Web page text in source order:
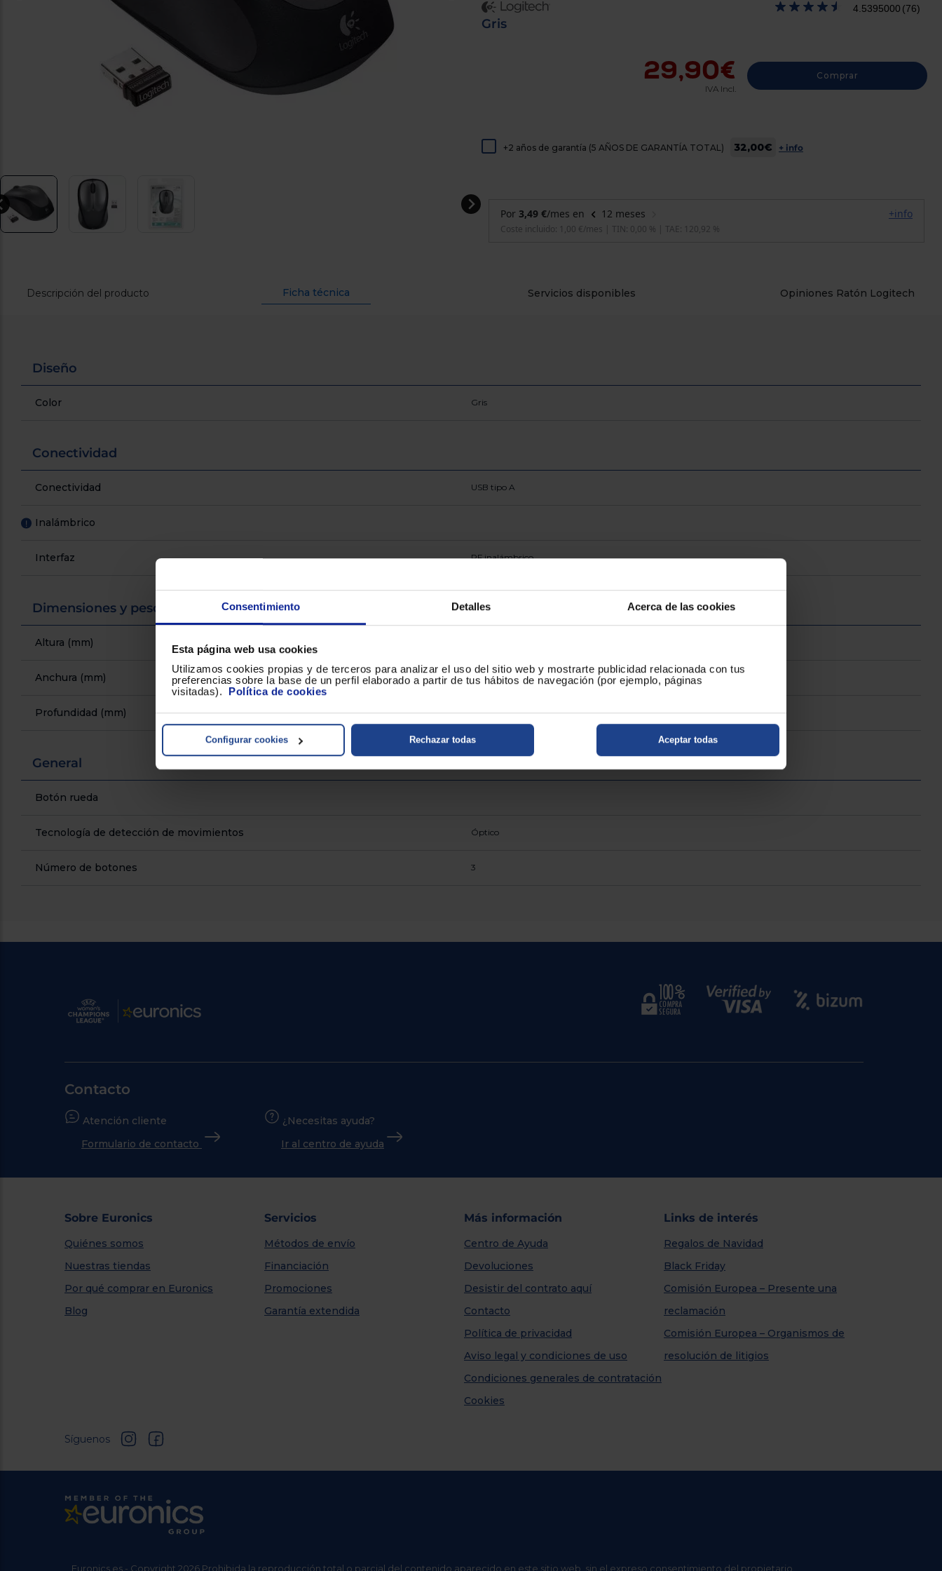
Consentimiento Detalles Acerca de las cookies
Esta página web usa cookies
Utilizamos cookies propias y de terceros para analizar el uso del sitio web y mostrarte publicidad relacionada con tus
preferencias sobre la base de un perfil elaborado a partir de tus hábitos de navegación (por ejemplo, páginas
visitadas). Política de cookies
Rechazar todas
Configurar cookies Aceptar todas
de
4.5395000 (76)
Gris
29,90€
IVA Incl.
Comprar
+2 años de garantía (5 AÑOS DE GARANTÍA TOTAL) 32,00€ + info
Descripción del producto Ficha técnica Servicios disponibles Opiniones Ratón Logitech
Diseño
Color Gris
Conectividad
Conectividad USB tipo A
! Inalámbrico
Interfaz RF inalámbrico
Dimensiones y peso
Altura (mm)
Anchura (mm) 126
Profundidad (mm) 186
General
Botón rueda
Tecnología de detección de movimientos Óptico
Número de botones 3
Contacto
Atención cliente
Formulario de contacto
¿Necesitas ayuda?
Ir al centro de ayuda
Sobre Euronics
Quiénes somos
Nuestras tiendas
Por qué comprar en Euronics
Blog
Servicios
Métodos de envío
Financiación
Promociones
Garantía extendida
Más información
Centro de Ayuda
Devoluciones
Desistir del contrato aquí
Contacto
Política de privacidad
Aviso legal y condiciones de uso
Condiciones generales de contratación
Cookies
Links de interés
Regalos de Navidad
Black Friday
Comisión Europea – Presente una
reclamación
Comisión Europea – Organismos de
resolución de litigios
Síguenos
Euronics.es - Copyright 2026 Prohibida la reproducción total o parcial del contenido aparecido en este sitio web, sin el expreso consentimiento del propietario.